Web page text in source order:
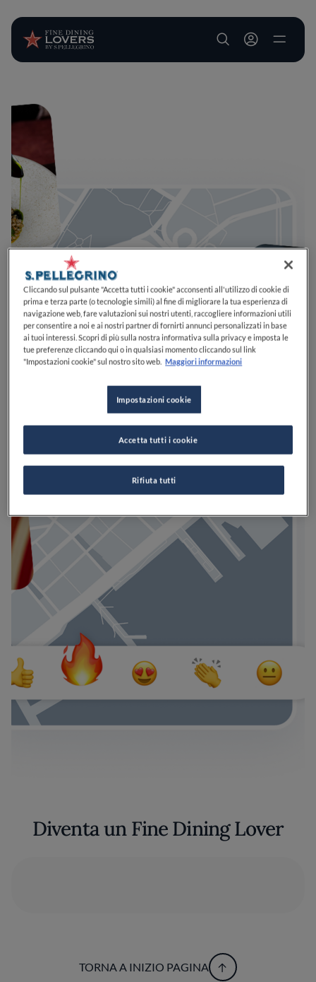
User account
Diventa un Fine Dining Lover
TORNA A INIZIO PAGINA
Cliccando sul pulsante "Accetta tutti i cookie" acconsenti all'utilizzo di cookie di
prima e terza parte (o tecnologie simili) al fine di migliorare la tua esperienza di
navigazione web, fare valutazioni sui nostri utenti, raccogliere informazioni utili
per consentire a noi e ai nostri partner di fornirti annunci personalizzati in base
ai tuoi interessi. Scopri di più sulla nostra informativa sulla privacy e imposta le
tue preferenze cliccando qui o in qualsiasi momento cliccando sul link
"Impostazioni cookie" sul nostro sito web. Maggiori informazioni
Impostazioni cookie
Rifiuta tutti
Accetta tutti i cookie